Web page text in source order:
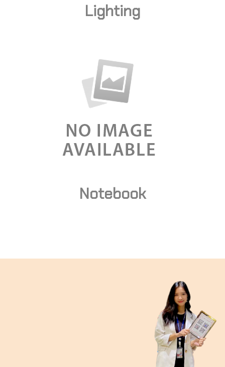
Lighting
Notebook